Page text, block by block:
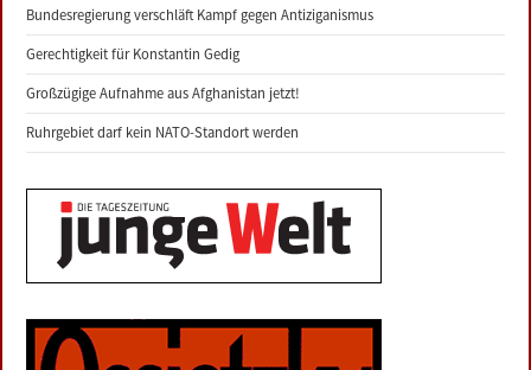
Bundesregierung verschläft Kampf gegen Antiziganismus
Gerechtigkeit für Konstantin Gedig
Großzügige Aufnahme aus Afghanistan jetzt!
Ruhrgebiet darf kein NATO-Standort werden